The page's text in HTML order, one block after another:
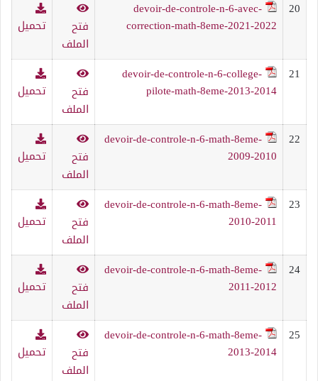
20
devoir-de-controle-n-6-avec-
correction-math-8eme-2021-2022
فتح
الملف
تحميل
21
devoir-de-controle-n-6-college-
pilote-math-8eme-2013-2014
فتح
الملف
تحميل
22
devoir-de-controle-n-6-math-8eme-
2009-2010
فتح
الملف
تحميل
23
devoir-de-controle-n-6-math-8eme-
2010-2011
فتح
الملف
تحميل
24
devoir-de-controle-n-6-math-8eme-
2011-2012
فتح
الملف
تحميل
25
devoir-de-controle-n-6-math-8eme-
2013-2014
فتح
الملف
تحميل